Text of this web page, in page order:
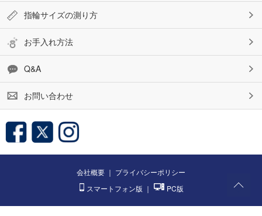
指輪サイズの測り方
お手入れ方法
Q&A
お問い合わせ
会社概要 ｜ プライバシーポリシー
スマートフォン版 ｜ PC版